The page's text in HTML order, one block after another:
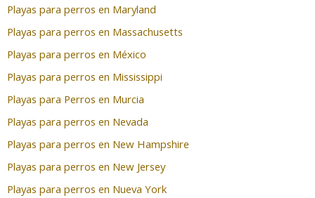
Playas para perros en Maryland
Playas para perros en Massachusetts
Playas para perros en México
Playas para perros en Mississippi
Playas para Perros en Murcia
Playas para perros en Nevada
Playas para perros en New Hampshire
Playas para perros en New Jersey
Playas para perros en Nueva York